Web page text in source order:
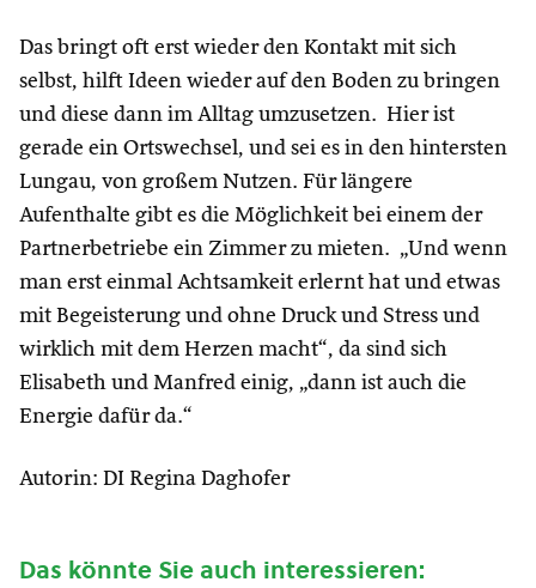
Das bringt oft erst wieder den Kontakt mit sich
selbst, hilft Ideen wieder auf den Boden zu bringen
und diese dann im Alltag umzusetzen. Hier ist
gerade ein Ortswechsel, und sei es in den hintersten
Lungau, von großem Nutzen. Für längere
Aufenthalte gibt es die Möglichkeit bei einem der
Partnerbetriebe ein Zimmer zu mieten. „Und wenn
man erst einmal Achtsamkeit erlernt hat und etwas
mit Begeisterung und ohne Druck und Stress und
wirklich mit dem Herzen macht“, da sind sich
Elisabeth und Manfred einig, „dann ist auch die
Energie dafür da.“
Autorin: DI Regina Daghofer
Das könnte Sie auch interessieren: